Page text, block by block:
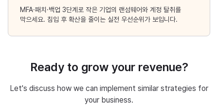
MFA·패치·백업 3단계로 작은 기업의 랜섬웨어와 계정 탈취를
막으세요. 침입 후 확산을 줄이는 실전 우선순위가 보입니다.
Ready to grow your revenue?
Let's discuss how we can implement similar strategies for
your business.